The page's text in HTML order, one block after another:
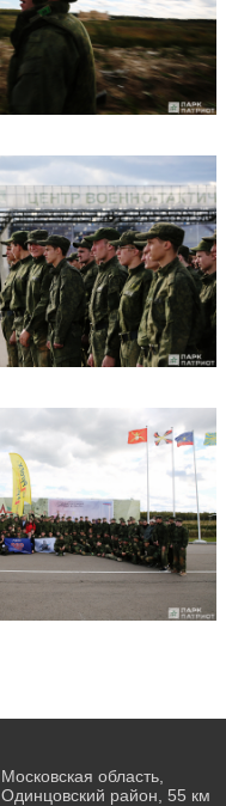
Московская область,
Одинцовский район, 55 км